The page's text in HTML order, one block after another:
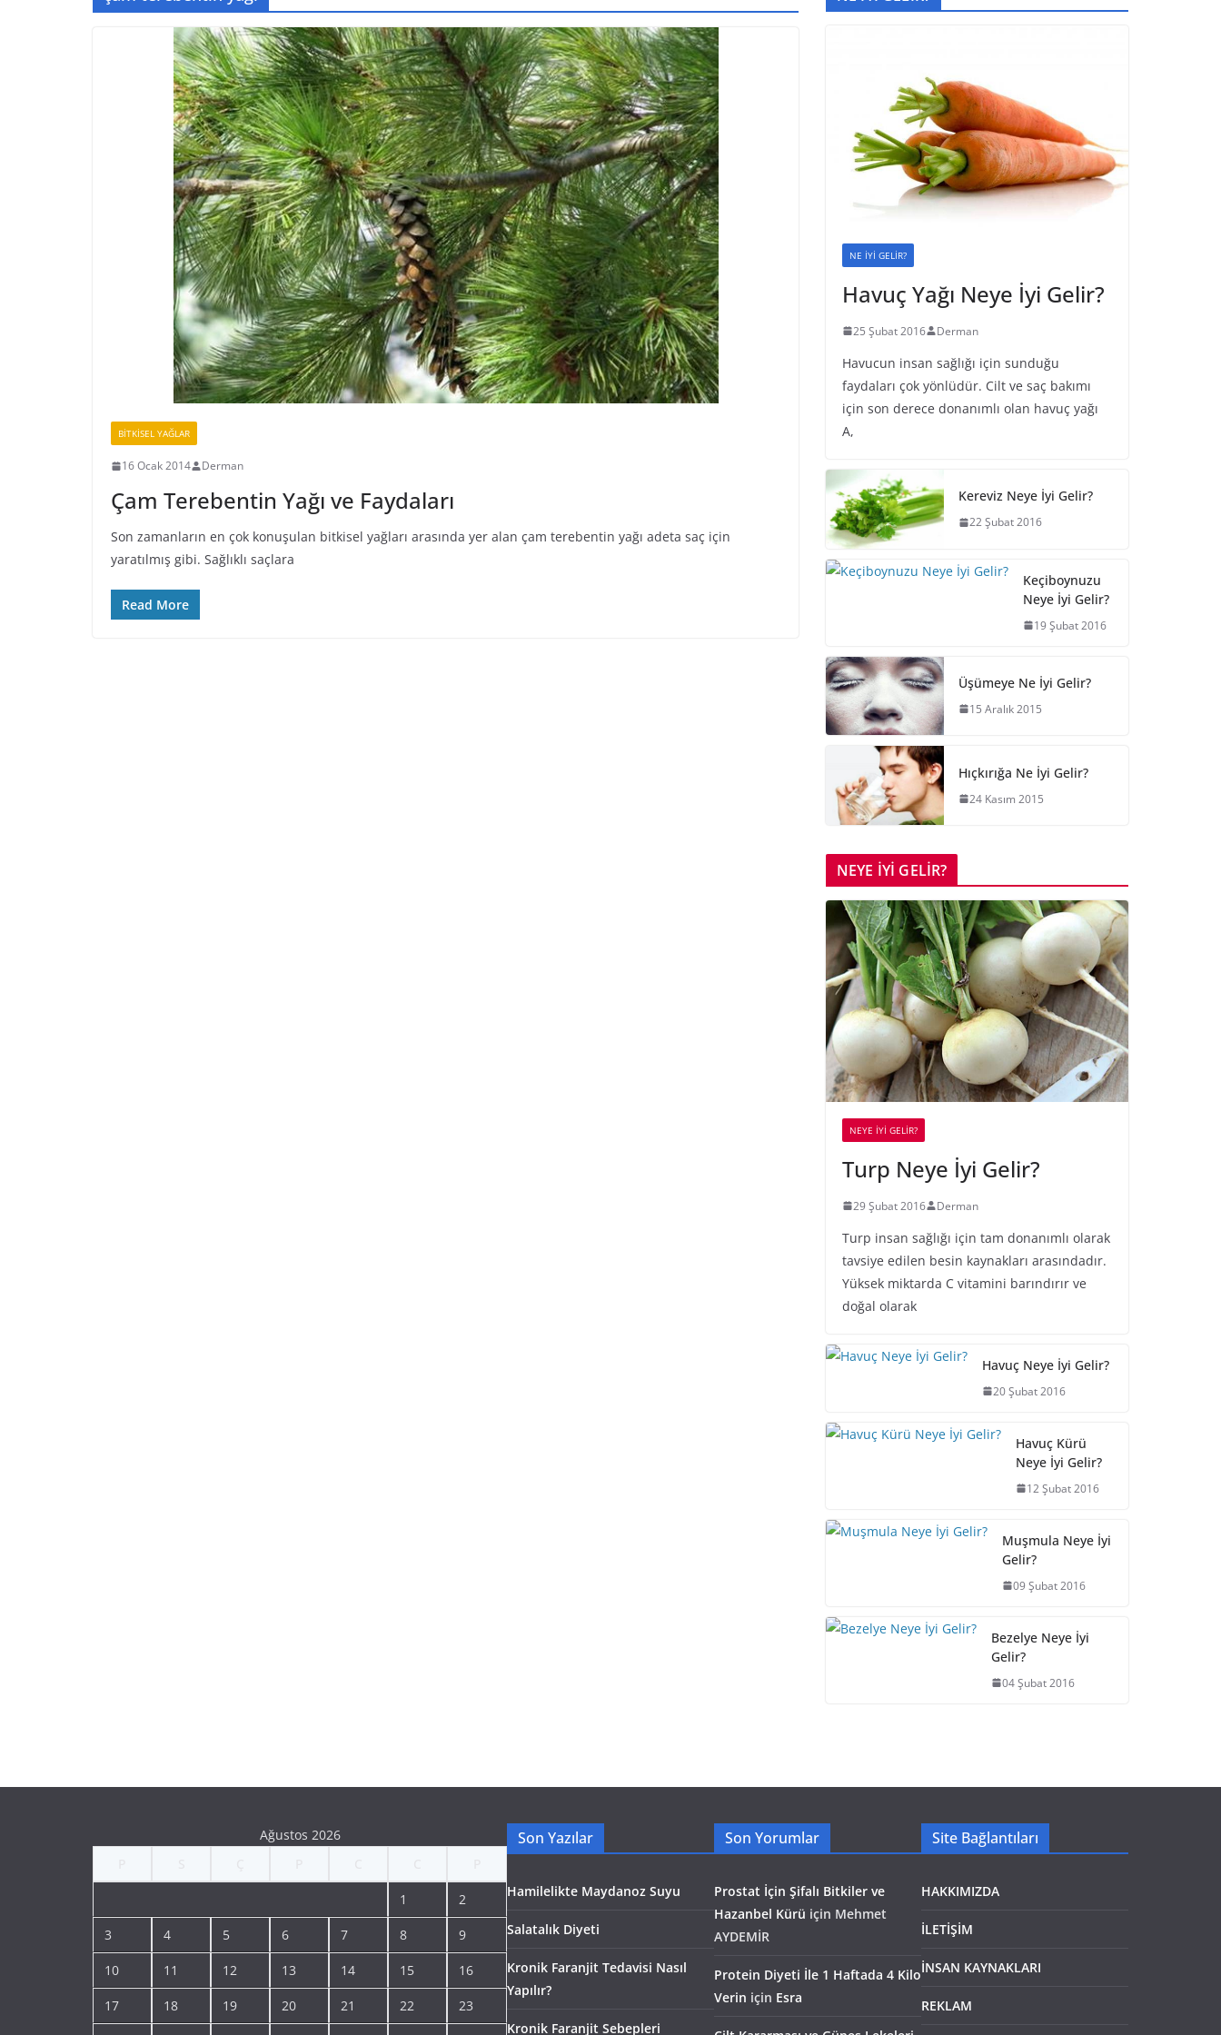
BİTKİSEL YAĞLAR
16 Ocak 2014 Derman
Çam Terebentin Yağı ve Faydaları
Son zamanların en çok konuşulan bitkisel yağları arasında yer alan çam terebentin yağı adeta saç için
yaratılmış gibi. Sağlıklı saçlara
Read More
NE İYİ GELİR?
Havuç Yağı Neye İyi Gelir?
25 Şubat 2016 Derman
Havucun insan sağlığı için sunduğu
faydaları çok yönlüdür. Cilt ve saç bakımı
için son derece donanımlı olan havuç yağı
A,
Kereviz Neye İyi Gelir?
22 Şubat 2016
Keçiboynuzu
Neye İyi Gelir?
19 Şubat 2016
Üşümeye Ne İyi Gelir?
15 Aralık 2015
Hıçkırığa Ne İyi Gelir?
24 Kasım 2015
NEYE İYİ GELİR?
NEYE İYİ GELİR?
Turp Neye İyi Gelir?
29 Şubat 2016 Derman
Turp insan sağlığı için tam donanımlı olarak
tavsiye edilen besin kaynakları arasındadır.
Yüksek miktarda C vitamini barındırır ve
doğal olarak
Havuç Neye İyi Gelir?
20 Şubat 2016
Havuç Kürü
Neye İyi Gelir?
12 Şubat 2016
Muşmula Neye İyi
Gelir?
09 Şubat 2016
Bezelye Neye İyi
Gelir?
04 Şubat 2016
Ağustos 2026
1 2
3 4 5 6 7 8 9
10 11 12 13 14 15 16
17 18 19 20 21 22 23
Son Yazılar
Hamilelikte Maydanoz Suyu
Salatalık Diyeti
Kronik Faranjit Tedavisi Nasıl
Yapılır?
Kronik Faranjit Sebepleri
Son Yorumlar
Prostat İçin Şifalı Bitkiler ve
Hazanbel Kürü için Mehmet
AYDEMİR
Protein Diyeti İle 1 Haftada 4 Kilo
Verin için Esra
Site Bağlantıları
HAKKIMIZDA
İLETİŞİM
İNSAN KAYNAKLARI
REKLAM